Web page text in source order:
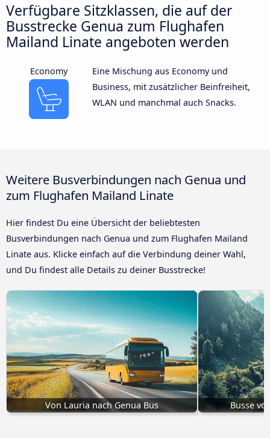
Verfügbare Sitzklassen, die auf der
Busstrecke Genua zum Flughafen
Mailand Linate angeboten werden
Economy
Eine Mischung aus Economy und
Business, mit zusätzlicher Beinfreiheit,
WLAN und manchmal auch Snacks.
Weitere Busverbindungen nach Genua und
zum Flughafen Mailand Linate
Hier findest Du eine Übersicht der beliebtesten
Busverbindungen nach Genua und zum Flughafen Mailand
Linate aus. Klicke einfach auf die Verbindung deiner Wahl,
und Du findest alle Details zu deiner Busstrecke!
Von Lauria nach Genua Bus Busse